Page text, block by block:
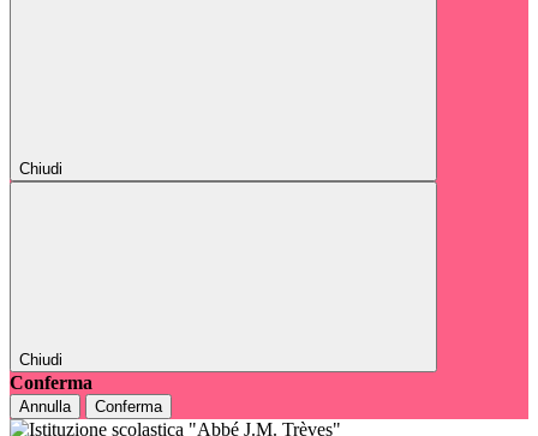
Chiudi
Chiudi
Conferma
Annulla Conferma